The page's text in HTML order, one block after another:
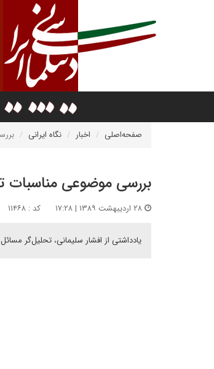
صفحه‌اصلی اخبار نگاه ایرانی
بررسی موضوعی مناسبات
کد : ۱۱۴۶۸
یادداشتی از افشار سلیمانی، تحلیل‌گر